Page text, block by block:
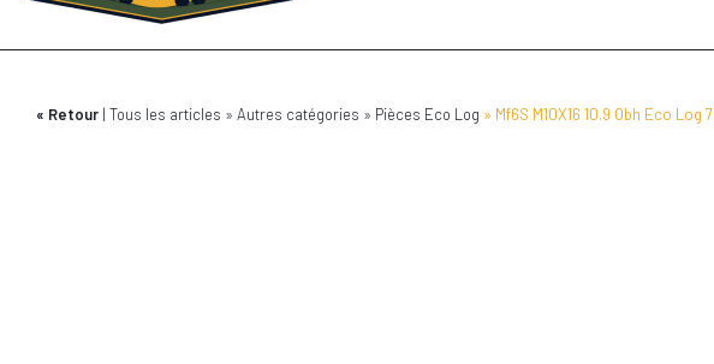
Retour Tous les articles Autres catégories Pièces Eco Log Mf6S M10X16 10.9 Obh Eco Log